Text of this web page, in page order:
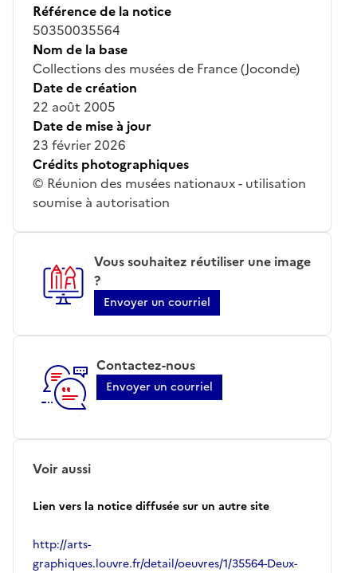
Référence de la notice
50350035564
Nom de la base
Collections des musées de France (Joconde)
Date de création
22 août 2005
Date de mise à jour
23 février 2026
Crédits photographiques
© Réunion des musées nationaux - utilisation
soumise à autorisation
Vous souhaitez réutiliser une image
?
Envoyer un courriel
Contactez-nous
Envoyer un courriel
Voir aussi
Lien vers la notice diffusée sur un autre site
http://arts-
graphiques.louvre.fr/detail/oeuvres/1/35564-Deux-